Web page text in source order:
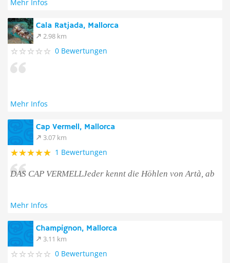
Mehr Infos
Cala Ratjada, Mallorca
2.98 km
0 Bewertungen
Mehr Infos
Cap Vermell, Mallorca
3.07 km
1 Bewertungen
DAS CAP VERMELLJeder kennt die Höhlen von Artà, ab
Mehr Infos
Champignon, Mallorca
3.11 km
0 Bewertungen